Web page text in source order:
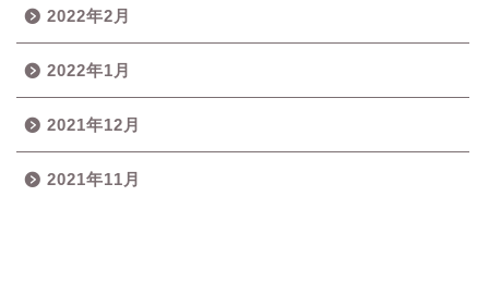
2022年2月
2022年1月
2021年12月
2021年11月